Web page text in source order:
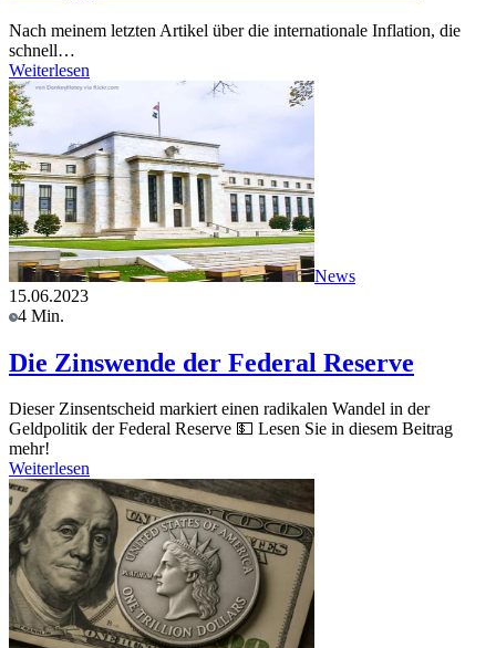
Nach meinem letzten Artikel über die internationale Inflation, die
schnell…
Weiterlesen
News
15.06.2023
4 Min.
Die Zinswende der Federal Reserve
Dieser Zinsentscheid markiert einen radikalen Wandel in der
Geldpolitik der Federal Reserve 💵 Lesen Sie in diesem Beitrag
mehr!
Weiterlesen